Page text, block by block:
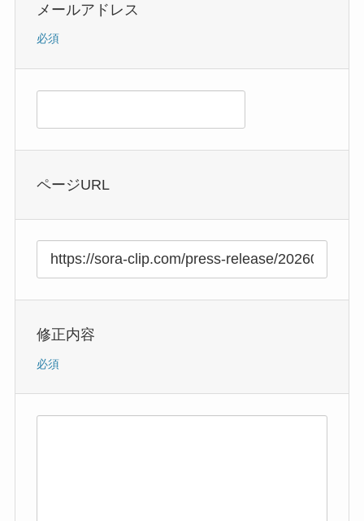
メールアドレス
必須
ページURL
修正内容
必須